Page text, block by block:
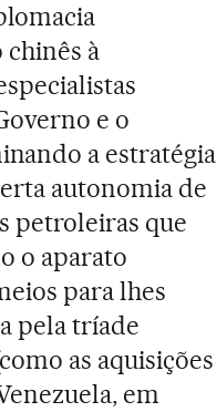
à
e o
a estratégia
autonomia de
petroleiras que
o aparato
para lhes
pela tríade
as aquisições
em